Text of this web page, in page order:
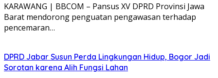
KARAWANG | BBCOM – Pansus XV DPRD Provinsi Jawa
Barat mendorong penguatan pengawasan terhadap
pencemaran…
DPRD Jabar Susun Perda Lingkungan Hidup, Bogor Jadi
Sorotan karena Alih Fungsi Lahan